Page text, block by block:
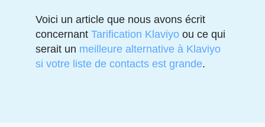
Voici un article que nous avons écrit
concernant Tarification Klaviyo ou ce qui
serait un meilleure alternative à Klaviyo
si votre liste de contacts est grande.